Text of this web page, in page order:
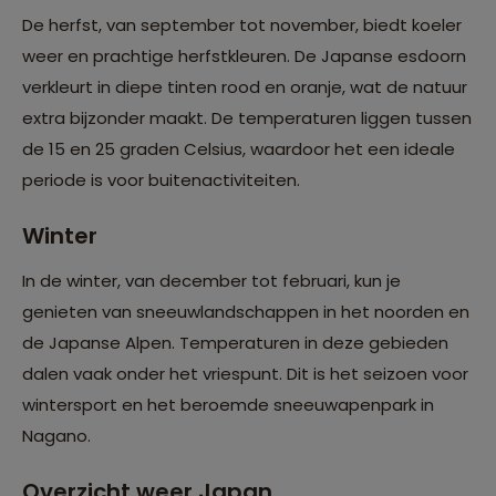
De herfst, van september tot november, biedt koeler
weer en prachtige herfstkleuren. De Japanse esdoorn
verkleurt in diepe tinten rood en oranje, wat de natuur
extra bijzonder maakt. De temperaturen liggen tussen
de 15 en 25 graden Celsius, waardoor het een ideale
periode is voor buitenactiviteiten.
Winter
In de winter, van december tot februari, kun je
genieten van sneeuwlandschappen in het noorden en
de Japanse Alpen. Temperaturen in deze gebieden
dalen vaak onder het vriespunt. Dit is het seizoen voor
wintersport en het beroemde sneeuwapenpark in
Nagano.